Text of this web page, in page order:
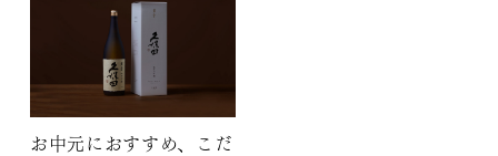
お中元におすすめ、こだ